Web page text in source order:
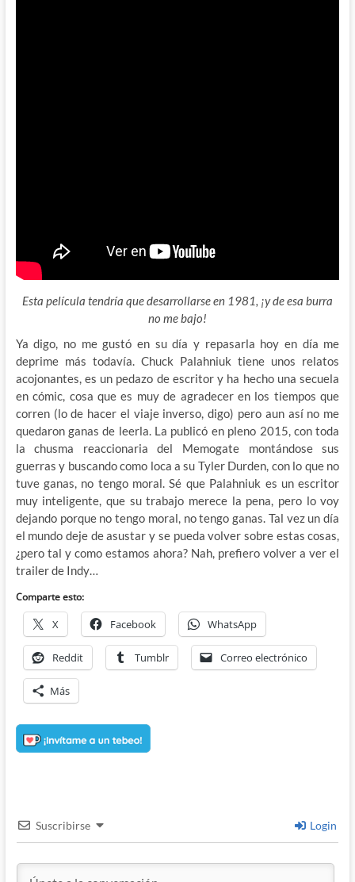
Esta película tendría que desarrollarse en 1981, ¡y de esa burra
no me bajo!
Ya digo, no me gustó en su día y repasarla hoy en día me
deprime más todavía. Chuck Palahniuk tiene unos relatos
acojonantes, es un pedazo de escritor y ha hecho una secuela
en cómic, cosa que es muy de agradecer en los tiempos que
corren (lo de hacer el viaje inverso, digo) pero aun así no me
quedaron ganas de leerla. La publicó en pleno 2015, con toda
la chusma reaccionaria del Memogate montándose sus
guerras y buscando como loca a su Tyler Durden, con lo que no
tuve ganas, no tengo moral. Sé que Palahniuk es un escritor
muy inteligente, que su trabajo merece la pena, pero lo voy
dejando porque no tengo moral, no tengo ganas. Tal vez un día
el mundo deje de asustar y se pueda volver sobre estas cosas,
¿pero tal y como estamos ahora? Nah, prefiero volver a ver el
trailer de Indy…
Comparte esto:
X Facebook WhatsApp
Reddit Tumblr Correo electrónico
Más
Suscribirse Login